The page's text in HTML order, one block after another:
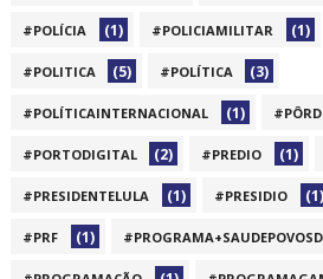
#POLÍCIA (1) #POLICIAMILITAR (1)
#POLITICA (5) #POLÍTICA (3)
#POLÍTICAINTERNACIONAL (1)
#PORTODIGITAL (2) #PREDIO (1)
#PRESIDENTELULA (1) #PRESIDIO (1)
#PRF (1)